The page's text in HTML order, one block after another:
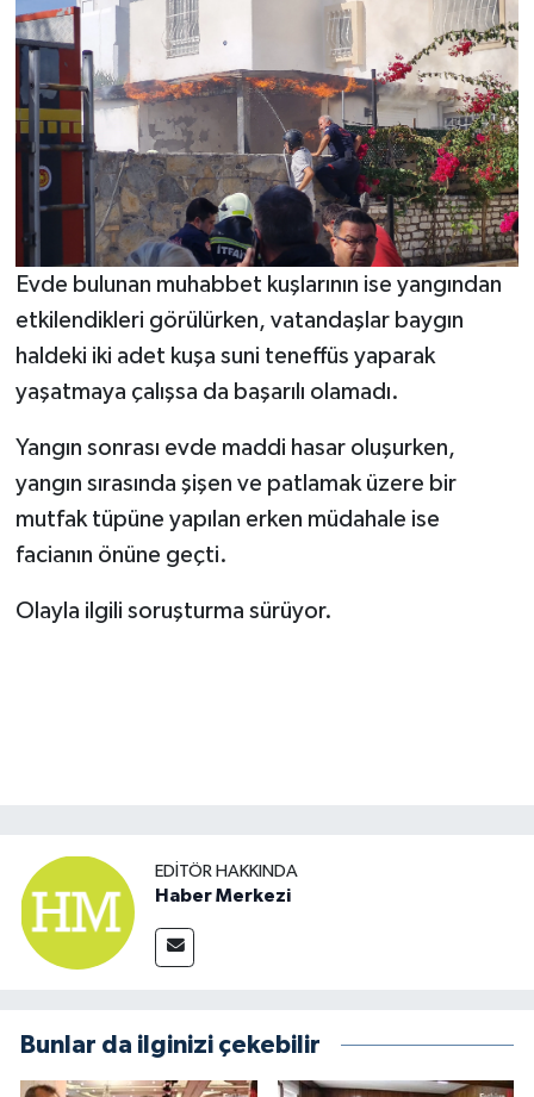
Evde bulunan muhabbet kuşlarının ise yangından
etkilendikleri görülürken, vatandaşlar baygın
haldeki iki adet kuşa suni teneffüs yaparak
yaşatmaya çalışsa da başarılı olamadı.
Yangın sonrası evde maddi hasar oluşurken,
yangın sırasında şişen ve patlamak üzere bir
mutfak tüpüne yapılan erken müdahale ise
facianın önüne geçti.
Olayla ilgili soruşturma sürüyor.
EDITÖR HAKKINDA
Haber Merkezi
Bunlar da ilginizi çekebilir